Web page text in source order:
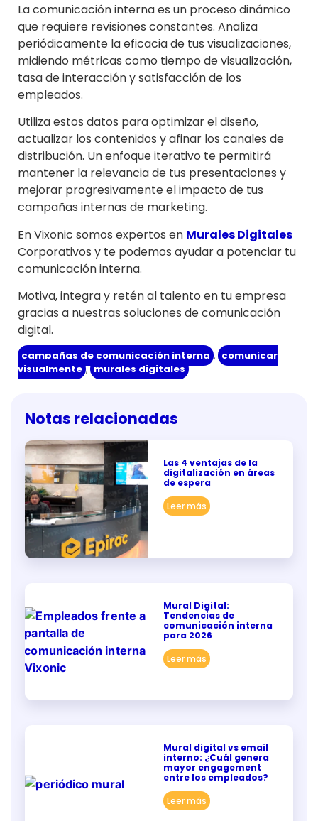
La comunicación interna es un proceso dinámico
que requiere revisiones constantes. Analiza
periódicamente la eficacia de tus visualizaciones,
midiendo métricas como tiempo de visualización,
tasa de interacción y satisfacción de los
empleados.
Utiliza estos datos para optimizar el diseño,
actualizar los contenidos y afinar los canales de
distribución. Un enfoque iterativo te permitirá
mantener la relevancia de tus presentaciones y
mejorar progresivamente el impacto de tus
campañas internas de marketing.
En Vixonic somos expertos en Murales Digitales
Corporativos y te podemos ayudar a potenciar tu
comunicación interna.
Motiva, integra y retén al talento en tu empresa
gracias a nuestras soluciones de comunicación
digital.
campañas de comunicación interna , comunicar
visualmente , murales digitales
Notas relacionadas
Las 4 ventajas de la
digitalización en áreas
de espera
Leer más
Mural Digital:
Tendencias de
comunicación interna
para 2026
Leer más
Mural digital vs email
interno: ¿Cuál genera
mayor engagement
entre los empleados?
Leer más